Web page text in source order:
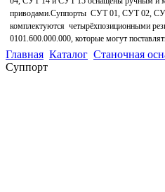
приводами. Суппорты СУТ 01, СУТ 02,
комплектуются четырёхпозиционными
0101.600.000.000, которые могут
Главная Каталог Станочная
Суппорт